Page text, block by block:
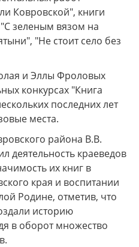
Ковровской", книги
зеленым вязом на
"Не стоит село без
и Эллы Фроловых
конкурсах "Книга
последних лет
места.
района В.В.
деятельность краеведов
их книг в
края и воспитании
Родине, отметив, что
историю
в оборот множество